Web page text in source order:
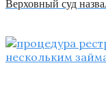
Верховный суд